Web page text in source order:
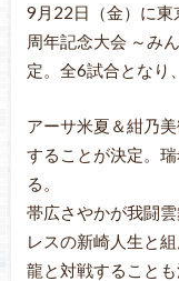
9月22日（金）に東
周年記念大会 ～み
定。全6試合となり
アーサ米夏＆紺乃
することが決定。
る。
帯広さやかが我闘
レスの新崎人生と
龍と対戦することも